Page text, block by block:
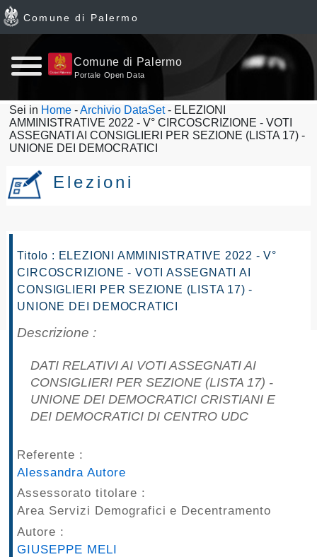
Home
News
Dataset
dataset
Report
pubblicazioni
Archivio
Documenti
Guida
Open
Comune di Palermo
Comune di Palermo
Portale Open Data
Sei in Home -Archivio DataSet- ELEZIONI
AMMINISTRATIVE 2022 - V° CIRCOSCRIZIONE - VOTI
ASSEGNATI AI CONSIGLIERI PER SEZIONE (LISTA 17) -
UNIONE DEI DEMOCRATICI
Elezioni
Titolo : ELEZIONI AMMINISTRATIVE 2022 - V°
CIRCOSCRIZIONE - VOTI ASSEGNATI AI
CONSIGLIERI PER SEZIONE (LISTA 17) -
UNIONE DEI DEMOCRATICI
Descrizione :
DATI RELATIVI AI VOTI ASSEGNATI AI
CONSIGLIERI PER SEZIONE (LISTA 17) -
UNIONE DEI DEMOCRATICI CRISTIANI E
DEI DEMOCRATICI DI CENTRO UDC
Referente :
Alessandra Autore
Assessorato titolare :
Area Servizi Demografici e Decentramento
Autore :
GIUSEPPE MELI